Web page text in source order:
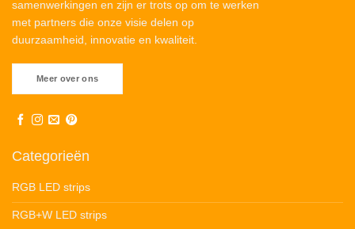
samenwerkingen en zijn er trots op om te werken
met partners die onze visie delen op
duurzaamheid, innovatie en kwaliteit.
Meer over ons
Categorieën
RGB LED strips
RGB+W LED strips